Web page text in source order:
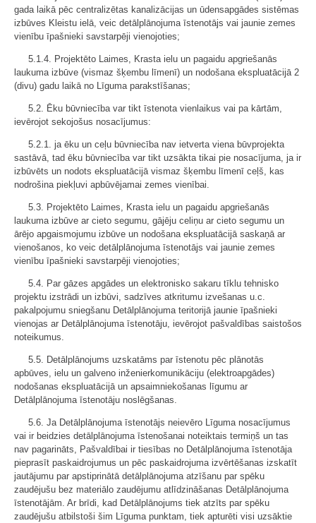
gada laikā pēc centralizētas kanalizācijas un ūdensapgādes sistēmas
izbūves Kleistu ielā, veic detālplānojuma īstenotājs vai jaunie zemes
vienību īpašnieki savstarpēji vienojoties;
5.1.4. Projektēto Laimes, Krasta ielu un pagaidu apgriešanās
laukuma izbūve (vismaz šķembu līmenī) un nodošana ekspluatācijā 2
(divu) gadu laikā no Līguma parakstīšanas;
5.2. Ēku būvniecība var tikt īstenota vienlaikus vai pa kārtām,
ievērojot sekojošus nosacījumus:
5.2.1. ja ēku un ceļu būvniecība nav ietverta viena būvprojekta
sastāvā, tad ēku būvniecība var tikt uzsākta tikai pie nosacījuma, ja ir
izbūvēts un nodots ekspluatācijā vismaz šķembu līmenī ceļš, kas
nodrošina piekļuvi apbūvējamai zemes vienībai.
5.3. Projektēto Laimes, Krasta ielu un pagaidu apgriešanās
laukuma izbūve ar cieto segumu, gājēju celiņu ar cieto segumu un
ārējo apgaismojumu izbūve un nodošana ekspluatācijā saskaņā ar
vienošanos, ko veic detālplānojuma īstenotājs vai jaunie zemes
vienību īpašnieki savstarpēji vienojoties;
5.4. Par gāzes apgādes un elektronisko sakaru tīklu tehnisko
projektu izstrādi un izbūvi, sadzīves atkritumu izvešanas u.c.
pakalpojumu sniegšanu Detālplānojuma teritorijā jaunie īpašnieki
vienojas ar Detālplānojuma īstenotāju, ievērojot pašvaldības saistošos
noteikumus.
5.5. Detālplānojums uzskatāms par īstenotu pēc plānotās
apbūves, ielu un galveno inženierkomunikāciju (elektroapgādes)
nodošanas ekspluatācijā un apsaimniekošanas līgumu ar
Detālplānojuma īstenotāju noslēgšanas.
5.6. Ja Detālplānojuma īstenotājs neievēro Līguma nosacījumus
vai ir beidzies detālplānojuma īstenošanai noteiktais termiņš un tas
nav pagarināts, Pašvaldībai ir tiesības no Detālplānojuma īstenotāja
pieprasīt paskaidrojumus un pēc paskaidrojuma izvērtēšanas izskatīt
jautājumu par apstiprinātā detālplānojuma atzīšanu par spēku
zaudējušu bez materiālo zaudējumu atlīdzināšanas Detālplānojuma
īstenotājām. Ar brīdi, kad Detālplānojums tiek atzīts par spēku
zaudējušu atbilstoši šim Līguma punktam, tiek apturēti visi uzsāktie